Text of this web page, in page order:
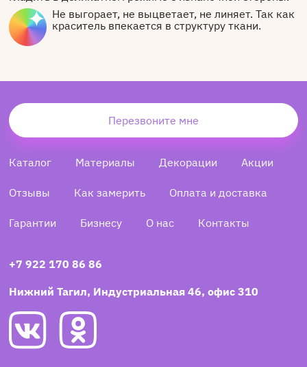
Не выгорает, не выцветает, не линяет. Так как
краситель впекается в структуру ткани.
Перезвоните мне
Каталог Материалы Декорации Акции
Отзывы Как замерить Оплата и доставка
Гарантии Бизнесу О нас Контакты
+7 922 170 86 86
Нижний Тагил, Индустриальная 46, офис 310